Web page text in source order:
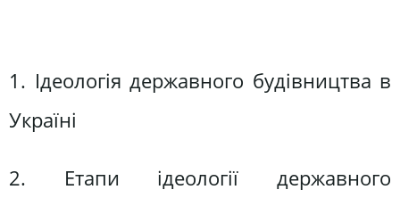
1. Ідеологія державного будівництва в
Україні
2. Етапи ідеології державного